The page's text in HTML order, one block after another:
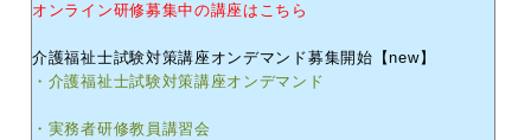
オンライン研修募集中の講座はこちら
介護福祉士試験対策講座オンデマンド募集開始【new】
・介護福祉士試験対策講座オンデマンド
・実務者研修教員講習会